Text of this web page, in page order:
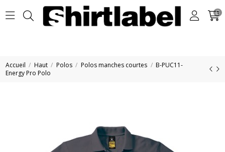
0
Accueil Haut Polos Polos manches courtes
B-PUC11-
Energy Pro Polo